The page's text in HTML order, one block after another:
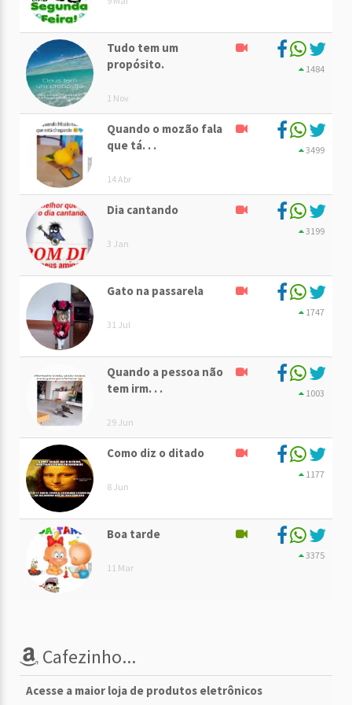
Tudo tem um
propósito.
1 Nov
1484
Quando o mozão fala
que tá. . .
14 Abr
3499
Dia cantando
3 Jan
3199
Gato na passarela
31 Jul
1747
Quando a pessoa não
tem irm. . .
29 Jun
1003
Como diz o ditado
8 Jun
1177
Boa tarde
11 Mar
3375
Cafezinho...
Acesse a maior loja de produtos eletrônicos